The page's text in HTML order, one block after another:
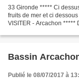
33 Gironde ***** Ci
fruits de mer et ci
VISITER - Arcachon *****
Bassin
Publié le 08/07/2017 à